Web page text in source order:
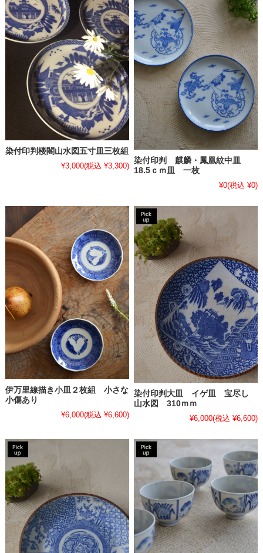
染付印判楼閣山水図五寸皿三枚組
¥3,000(税込 ¥3,300)
染付印判 麒麟・鳳凰紋中皿
18.5ｃｍ皿 一枚
¥0(税込 ¥0)
伊万里線描き小皿２枚組 小さな
小傷あり
¥6,000(税込 ¥6,600)
染付印判大皿 イゲ皿 宝尽し
山水図 310ｍｍ
¥6,000(税込 ¥6,600)